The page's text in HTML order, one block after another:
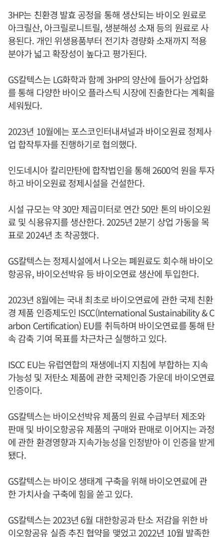
3HP는 친환경 발효 공정을 통해 생산되는 바이오 원료로
아크릴산, 아크릴로니트릴, 생분해성 소재 등의 원료로 사
용된다. 개인 위생용품부터 전기차 경량화 소재까지 적용
분야가 넓고 확장성이 높다고 평가된다.
GS칼텍스는 LG화학과 함께 3HP의 양산에 들어가 상업화
를 통해 다양한 바이오 플라스틱 시장에 진출한다는 계획을
세워뒀다.
2023년 10월에는 포스코인터내셔널과 바이오원료 정제사
업 합작투자를 진행하기로 협의했다.
인도네시아 칼리만탄에 합작법인을 통해 2600억 원을 투자
하고 바이오원료 정제시설을 건설한다.
시설 규모는 약 30만 제곱미터로 연간 50만 톤의 바이오원
료 및 식용유지를 생산한다. 2025년 2분기 상업 가동을 목
표로 2024년 초 착공했다.
GS칼텍스는 정제시설에서 나오는 폐원료도 회수해 바이오
항공유, 바이오선박유 등 바이오연료 생산에 투입한다.
2023년 8월에는 국내 최초로 바이오연료에 관한 국제 친환
경 제품 인증제도인 ISCC(International Sustainability & C
arbon Certification) EU를 취득하며 바이오연료를 통해 탄
속 감축 기여 목표를 차근차근 실행하고 있다.
ISCC EU는 유럽연합의 재생에너지 지침에 부합하는 지속
가능성 및 저탄소 제품에 관한 국제인증 가운데 바이오연료
인증이다.
GS칼텍스는 바이오선박유 제품의 원료 수급부터 제조와
판매 및 바이오항공유 제품의 구매와 판매로 이어지는 과정
에 관한 환경영향과 지속가능성을 인정받아 이 인증을 받게
됐다.
GS칼텍스는 바이오 생태계 구축을 위해 바이오연료에 관
한 가치사슬 구축에 힘을 쏟고 있다.
GS칼텍스는 2023년 6월 대한항공과 탄소 저감을 위한 바
이오항공유 실증 추진 협약을 맺었고 2022년 10월 발족한